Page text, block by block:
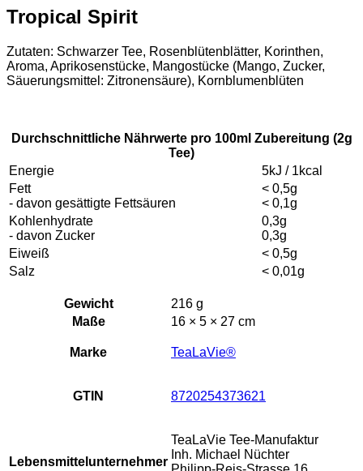
Tropical Spirit
Zutaten: Schwarzer Tee, Rosenblütenblätter, Korinthen,
Aroma, Aprikosenstücke, Mangostücke (Mango, Zucker,
Säuerungsmittel: Zitronensäure), Kornblumenblüten
Durchschnittliche Nährwerte pro 100ml Zubereitung (2g
Tee)
Energie
5kJ / 1kcal
Fett
- davon gesättigte Fettsäuren
< 0,5g
< 0,1g
Kohlenhydrate
- davon Zucker
0,3g
0,3g
Eiweiß
< 0,5g
Salz
< 0,01g
Gewicht
216 g
Maße
16 × 5 × 27 cm
Marke TeaLaVie®
GTIN 8720254373621
Lebensmittelunternehmer
TeaLaVie Tee-Manufaktur
Inh. Michael Nüchter